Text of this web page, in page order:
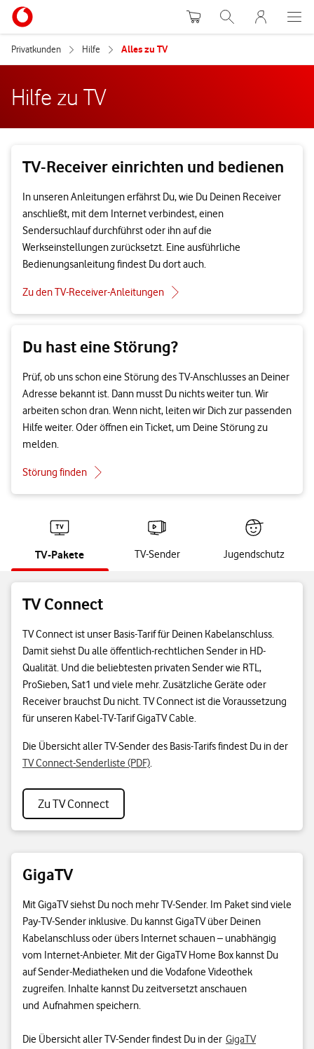
WarenkorbSuche MeinVodafone
Privatkunden Hilfe Alles zu TV
Hilfe zu TV
TV-Receiver einrichten und bedienen
In unseren Anleitungen erfährst Du, wie Du Deinen Receiver
anschließt, mit dem Internet verbindest, einen
Sendersuchlauf durchführst oder ihn auf die
Werkseinstellungen zurücksetzt. Eine ausführliche
Bedienungsanleitung findest Du dort auch.
Zu den TV-Receiver-Anleitungen
Du hast eine Störung?
Prüf, ob uns schon eine Störung des TV-Anschlusses an Deiner
Adresse bekannt ist. Dann musst Du nichts weiter tun. Wir
arbeiten schon dran. Wenn nicht, leiten wir Dich zur passenden
Hilfe weiter. Oder öffnen ein Ticket, um Deine Störung zu
melden.
Störung finden
TV-Pakete TV-Sender Jugendschutz
TV Connect
TV Connect ist unser Basis-Tarif für Deinen Kabelanschluss.
Damit siehst Du alle öffentlich-rechtlichen Sender in HD-
Qualität. Und die beliebtesten privaten Sender wie RTL,
ProSieben, Sat1 und viele mehr. Zusätzliche Geräte oder
Receiver brauchst Du nicht. TV Connect ist die Voraussetzung
für unseren Kabel-TV-Tarif GigaTV Cable.
Die Übersicht aller TV-Sender des Basis-Tarifs findest Du in der
TV Connect-Senderliste (PDF).
Zu TV Connect
GigaTV
Mit GigaTV siehst Du noch mehr TV-Sender. Im Paket sind viele
Pay-TV-Sender inklusive. Du kannst GigaTV über Deinen
Kabelanschluss oder übers Internet schauen – unabhängig
vom Internet-Anbieter. Mit der GigaTV Home Box kannst Du
auf Sender-Mediatheken und die Vodafone Videothek
zugreifen. Inhalte kannst Du zeitversetzt anschauen
und Aufnahmen speichern.
Die Übersicht aller TV-Sender findest Du in der GigaTV